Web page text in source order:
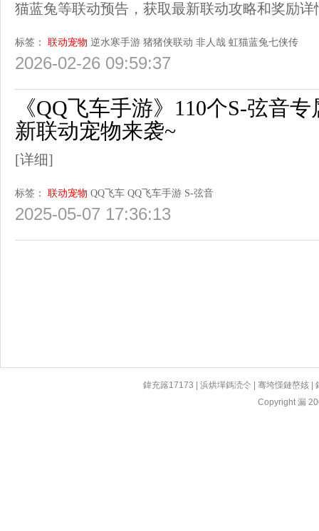
猫蓝兔等联动预告，获取最新联动攻略和奖励详
标签： 联动宠物 逆水寒手游 猪猪侠联动 非人哉 虹猫蓝兔七侠传
2026-02-26 09:59:37
《QQ飞车手游》110个S-弦音
新联动宠物来袭~
[详细]
标签： 联动宠物 QQ飞车 QQ飞车手游 S-弦音
2025-05-07 17:36:13
鍏充簬17173 |浜烘墠鎷涜仒 |骞垮憡鏈嶅姟 |
Copyright 漏